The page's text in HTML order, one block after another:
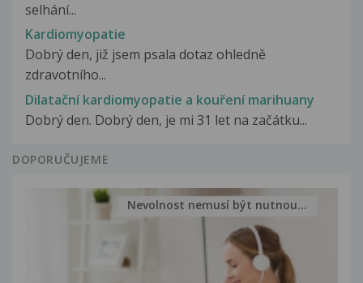
selhání...
Kardiomyopatie
Dobrý den, již jsem psala dotaz ohledně
zdravotního...
Dilatační kardiomyopatie a kouření marihuany
Dobrý den. Dobrý den, je mi 31 let na začátku...
DOPORUČUJEME
Nevolnost nemusí být nutnou...